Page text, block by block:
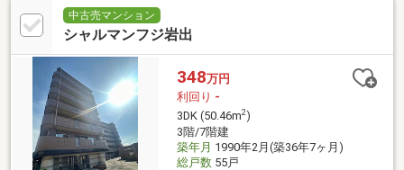
中古売マンション
シャルマンフジ岩出
348万円
利回り -
3DK (50.46m2)
3階/7階建
築年月 1990年2月(築36年7ヶ月)
総戸数55戸